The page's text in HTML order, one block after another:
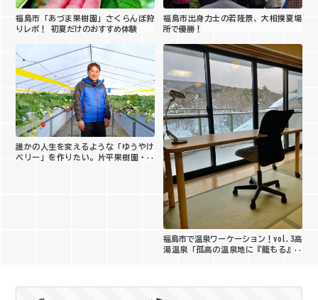
福島市「あづま果樹園」さくらんぼ狩
りレポ！ 初夏だけのおすすめ体験
福島市出身力士の若隆景、大相撲夏場
所で優勝！
誰かの人生を変えるような「ゆうやけ
ベリー」を作りたい。片平果樹園・片
福島市で温泉ワーケーション！vol.3高
湯温泉「孤高の温泉地に『籠もる』贅